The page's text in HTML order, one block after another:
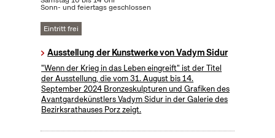
Sonn- und feiertags geschlossen
Eintritt frei
Ausstellung der Kunstwerke von Vadym Sidur
"Wenn der Krieg in das Leben eingreift" ist der Titel
der Ausstellung, die vom 31. August bis 14.
September 2024 Bronzeskulpturen und Grafiken des
Avantgardekünstlers Vadym Sidur in der Galerie des
Bezirksrathauses Porz zeigt.